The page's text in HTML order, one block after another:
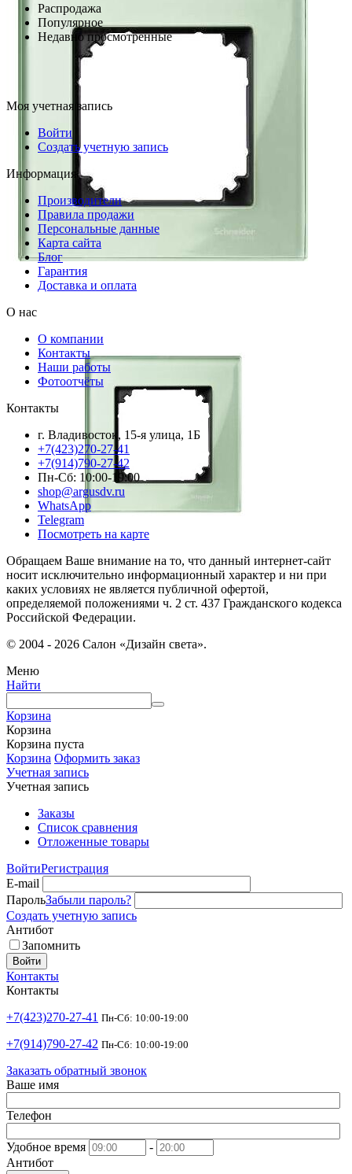
Распродажа
Популярное
Недавно просмотренные
Моя учетная запись
Войти
Создать учетную запись
Информация
Производители
Правила продажи
Персональные данные
Карта сайта
Блог
Гарантия
Доставка и оплата
О нас
О компании
Контакты
Наши работы
Фотоотчёты
Контакты
г. Владивосток, 15-я улица, 1Б
+7(423)270-27-41
+7(914)790-27-42
Пн-Сб: 10:00-19:00
shop@argusdv.ru
WhatsApp
Telegram
Посмотреть на карте
Обращаем Ваше внимание на то, что данный интернет-сайт
носит исключительно информационный характер и ни при
каких условиях не является публичной офертой,
определяемой положениями ч. 2 ст. 437 Гражданского кодекса
Российской Федерации.
© 2004 - 2026 Салон «Дизайн света».
Меню
Найти
Корзина
Корзина
Корзина пуста
Корзина Оформить заказ
Учетная запись
Учетная запись
Заказы
Список сравнения
Отложенные товары
ВойтиРегистрация
E-mail
ПарольЗабыли пароль?
Создать учетную запись
Антибот
Запомнить
Войти
Контакты
Контакты
+7(423)270-27-41 Пн-Сб: 10:00-19:00
+7(914)790-27-42 Пн-Сб: 10:00-19:00
Заказать обратный звонок
Ваше имя
Телефон
Удобное время
-
Антибот